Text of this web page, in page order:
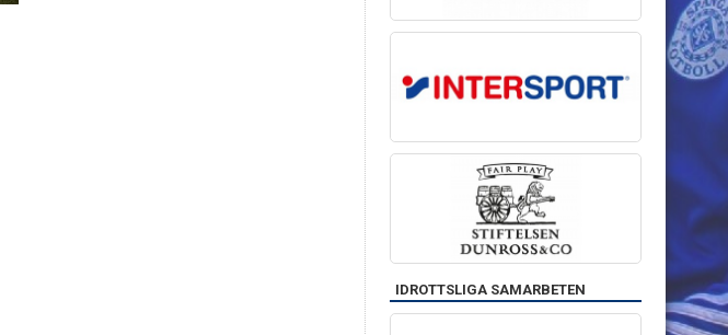
IDROTTSLIGA SAMARBETEN